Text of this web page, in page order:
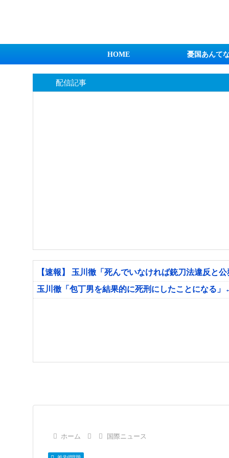
HOME 憂国あんて
配信記事
【速報】 玉川徹「死んでいなければ銃刀法違反と
玉川徹「包丁男を結果的に死刑にしたことになる
ホーム 国際ニュース